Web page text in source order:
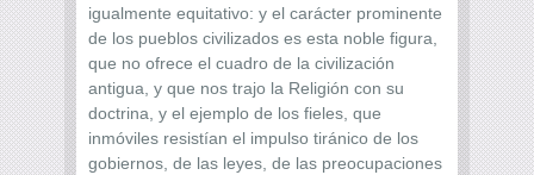
igualmente equitativo: y el carácter prominente
de los pueblos civilizados es esta noble figura,
que no ofrece el cuadro de la civilización
antigua, y que nos trajo la Religión con su
doctrina, y el ejemplo de los fieles, que
inmóviles resistían el impulso tiránico de los
gobiernos, de las leyes, de las preocupaciones